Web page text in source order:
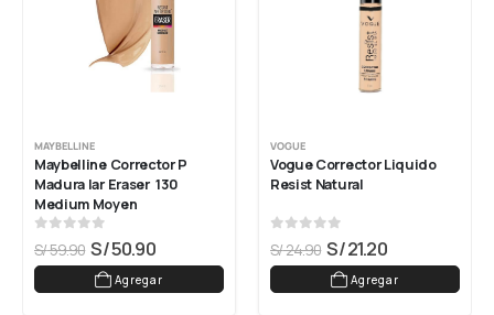
MAYBELLINE
Maybelline Corrector P
Madura Iar Eraser  130
Medium Moyen
out of 5
S/59.90 S/50.90
Agregar
VOGUE
Vogue Corrector Liquido
Resist Natural
out of 5
S/24.90 S/21.20
Agregar